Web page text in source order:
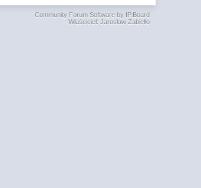
Community Forum Software by IP.Board
Właściciel: Jarosław Zabiełło